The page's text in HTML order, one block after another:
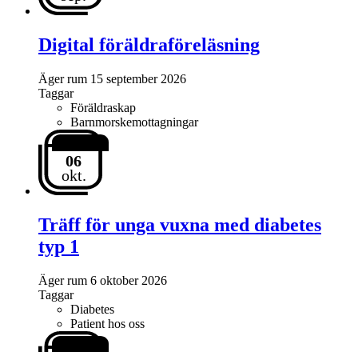
Digital föräldraföreläsning
Äger rum 15 september 2026
Taggar
Föräldraskap
Barnmorskemottagningar
06
okt.
Träff för unga vuxna med diabetes
typ 1
Äger rum 6 oktober 2026
Taggar
Diabetes
Patient hos oss